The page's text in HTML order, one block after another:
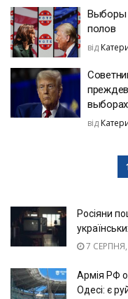
Выборы
полов
від
від
Росіяни
7 СЕРПНЯ,
Армія РФ
Одесі: є